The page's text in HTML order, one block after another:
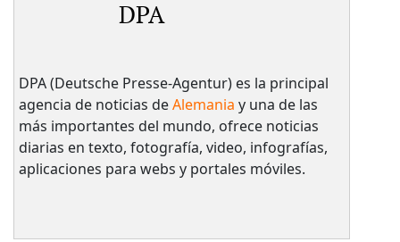
DPA
DPA (Deutsche Presse-Agentur) es la principal
agencia de noticias deAlemania y una de las
más importantes del mundo, ofrece noticias
diarias en texto, fotografía, video, infografías,
aplicaciones para webs y portales móviles.